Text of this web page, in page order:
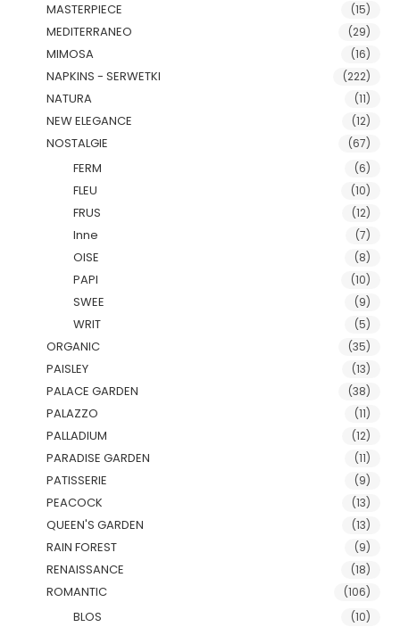
MASTERPIECE (15)
MEDITERRANEO (29)
MIMOSA (16)
NAPKINS - SERWETKI (222)
NATURA (11)
NEW ELEGANCE (12)
NOSTALGIE (67)
FERM (6)
FLEU (10)
FRUS (12)
Inne (7)
OISE (8)
PAPI (10)
SWEE (9)
WRIT (5)
ORGANIC (35)
PAISLEY (13)
PALACE GARDEN (38)
PALAZZO (11)
PALLADIUM (12)
PARADISE GARDEN (11)
PATISSERIE (9)
PEACOCK (13)
QUEEN'S GARDEN (13)
RAIN FOREST (9)
RENAISSANCE (18)
ROMANTIC (106)
BLOS (10)